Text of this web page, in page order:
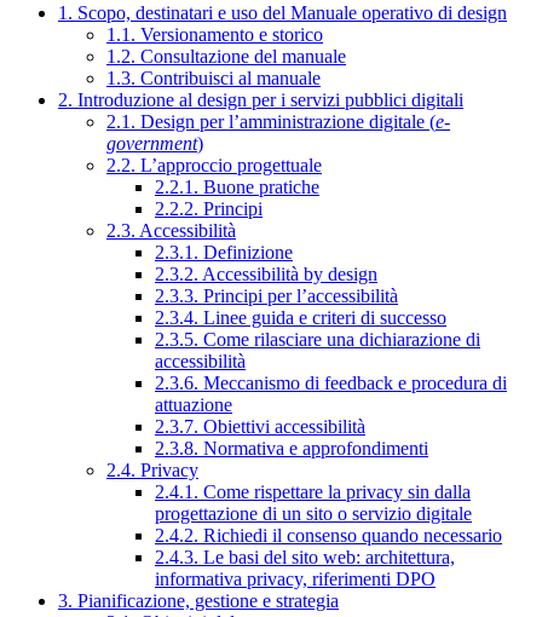
1. Scopo, destinatari e uso del Manuale operativo di design
1.1. Versionamento e storico
1.2. Consultazione del manuale
1.3. Contribuisci al manuale
2. Introduzione al design per i servizi pubblici digitali
2.1. Design per l’amministrazione digitale (e-
government)
2.2. L’approccio progettuale
2.2.1. Buone pratiche
2.2.2. Principi
2.3. Accessibilità
2.3.1. Definizione
2.3.2. Accessibilità by design
2.3.3. Principi per l’accessibilità
2.3.4. Linee guida e criteri di successo
2.3.5. Come rilasciare una dichiarazione di
accessibilità
2.3.6. Meccanismo di feedback e procedura di
attuazione
2.3.7. Obiettivi accessibilità
2.3.8. Normativa e approfondimenti
2.4. Privacy
2.4.1. Come rispettare la privacy sin dalla
progettazione di un sito o servizio digitale
2.4.2. Richiedi il consenso quando necessario
2.4.3. Le basi del sito web: architettura,
informativa privacy, riferimenti DPO
3. Pianificazione, gestione e strategia